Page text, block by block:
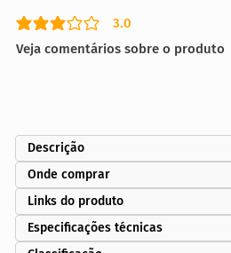
3.0
classificação média é 3 de 5
Veja comentários sobre o produto
Descrição
Onde comprar
Links do produto
Especificações técnicas